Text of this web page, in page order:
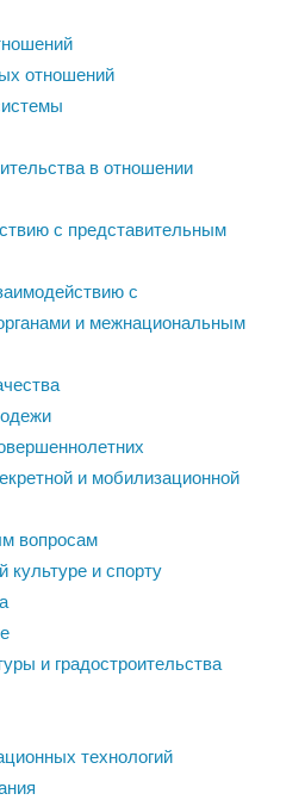
отношений
в отношении
с представительным
с
и межнациональным
и мобилизационной
вопросам
культуре и спорту
и градостроительства
технологий